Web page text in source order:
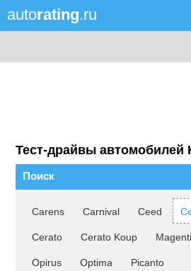
autorating.ru
Тест-драйвы автомобилей
Поиск
Carens Carnival Ceed
Cerato Cerato Koup
Opirus Optima Picanto